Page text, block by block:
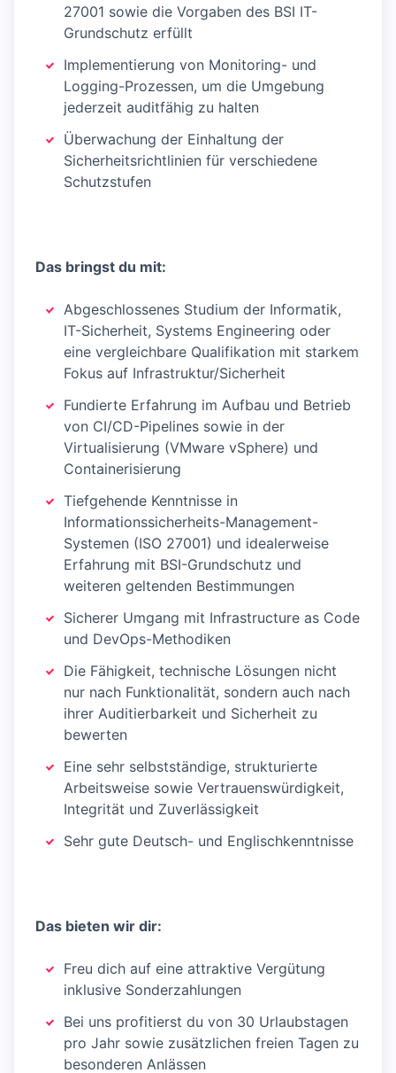
27001 sowie die Vorgaben des BSI IT-
Grundschutz erfüllt
Implementierung von Monitoring- und
Logging-Prozessen, um die Umgebung
jederzeit auditfähig zu halten
Überwachung der Einhaltung der
Sicherheitsrichtlinien für verschiedene
Schutzstufen
Das bringst du mit:
Abgeschlossenes Studium der Informatik,
IT-Sicherheit, Systems Engineering oder
eine vergleichbare Qualifikation mit starkem
Fokus auf Infrastruktur/Sicherheit
Fundierte Erfahrung im Aufbau und Betrieb
von CI/CD-Pipelines sowie in der
Virtualisierung (VMware vSphere) und
Containerisierung
Tiefgehende Kenntnisse in
Informationssicherheits-Management-
Systemen (ISO 27001) und idealerweise
Erfahrung mit BSI-Grundschutz und
weiteren geltenden Bestimmungen
Sicherer Umgang mit Infrastructure as Code
und DevOps-Methodiken
Die Fähigkeit, technische Lösungen nicht
nur nach Funktionalität, sondern auch nach
ihrer Auditierbarkeit und Sicherheit zu
bewerten
Eine sehr selbstständige, strukturierte
Arbeitsweise sowie Vertrauenswürdigkeit,
Integrität und Zuverlässigkeit
Sehr gute Deutsch- und Englischkenntnisse
Das bieten wir dir:
Freu dich auf eine attraktive Vergütung
inklusive Sonderzahlungen
Bei uns profitierst du von 30 Urlaubstagen
pro Jahr sowie zusätzlichen freien Tagen zu
besonderen Anlässen